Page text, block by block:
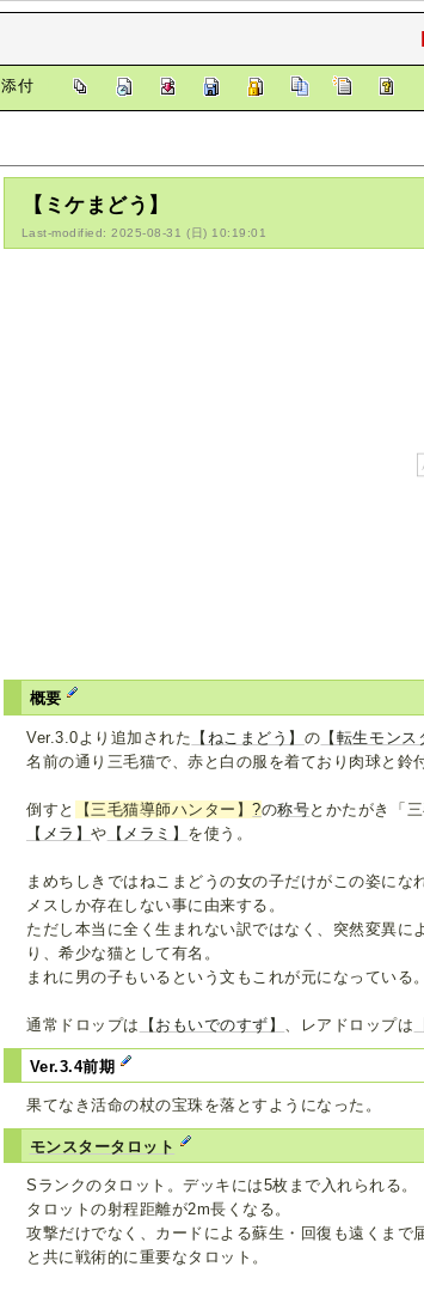
添付
【ミケまどう】
Last-modified: 2025-08-31 (日) 10:19:01
概要
Ver.3.0より追加された 【ねこまどう】 の 【転生モンス
名前の通り三毛猫で、赤と白の服を着ており肉球と鈴
倒すと 【三毛猫導師ハンター】?の称号とかたがき「
【メラ】や 【メラミ】 を使う。
まめちしきではねこまどうの女の子だけがこの姿に
メスしか存在しない事に由来する。
ただし本当に全く生まれない訳ではなく、突然変異
り、希少な猫として有名。
まれに男の子もいるという文もこれが元になっている。
通常ドロップは 【おもいでのすず】 、レアドロップは
Ver.3.4前期
果てなき活命の杖の宝珠を落とすようになった。
モンスタータロット
Sランクのタロット。デッキには5枚まで入れられる。
タロットの射程距離が2m長くなる。
攻撃だけでなく、カードによる蘇生・回復も遠くまで
と共に戦術的に重要なタロット。